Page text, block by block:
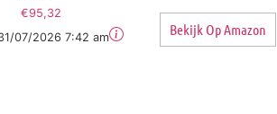
€95,32
07/2026 7:42 am Bekijk Op Amazon